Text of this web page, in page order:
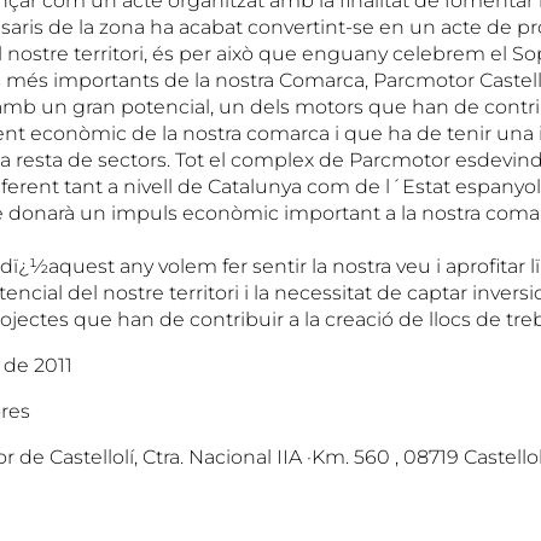
de la zona ha acabat convertint-se en un acte de
territori, és per això que enguany celebrem el
més importants de la nostra Comarca, Parcmotor
un gran potencial, un dels motors que han de
econòmic de la nostra comarca i que ha de tenir
resta de sectors. Tot el complex de Parcmotor
tant a nivell de Catalunya com de l´Estat
un impuls econòmic important a la nostra
any volem fer sentir la nostra veu i aprofitar
del nostre territori i la necessitat de captar
que han de contribuir a la creació de llocs de
2011
de Castellolí, Ctra. Nacional IIA ·Km. 560 , 08719